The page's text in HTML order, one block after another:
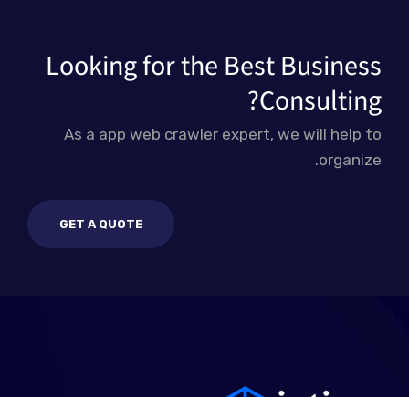
Looking for the Best Business
Consulting?
As a app web crawler expert, we will help to
organize.
GET A QUOTE